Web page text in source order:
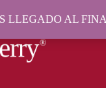
LLEGADO AL